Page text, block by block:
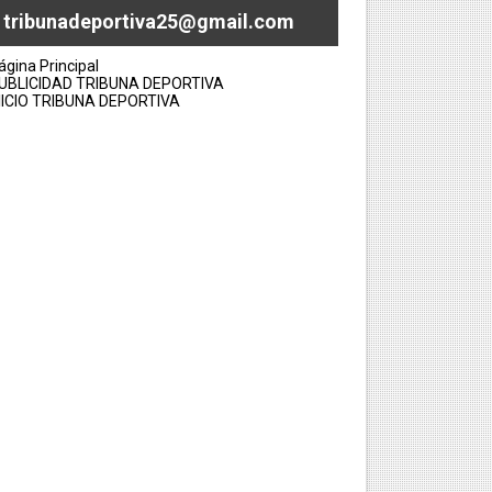
tribunadeportiva25@gmail.com
Principal
TRIBUNA DEPORTIVA
TRIBUNA DEPORTIVA